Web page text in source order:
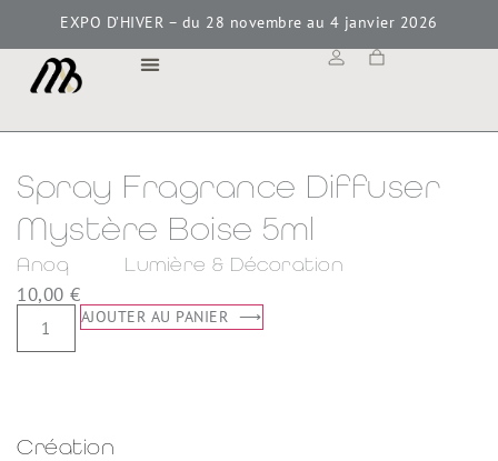
EXPO D’HIVER – du 28 novembre au 4 janvier 2026
Spray Fragrance Diffuser
Mystère Boise 5ml
Anoq Lumière & Décoration
10,00 €
AJOUTER AU PANIER
Création